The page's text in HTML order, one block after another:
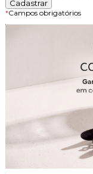
*Campos obrigatórios